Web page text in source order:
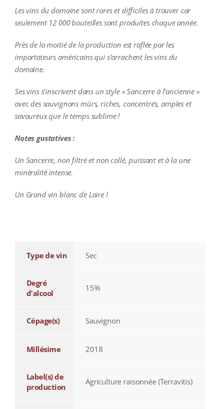
Les vins du domaine sont rares et difficiles à trouver car
seulement 12 000 bouteilles sont produites chaque année.
Près de la moitié de la production est raflée par les
importateurs américains qui s’arrachent les vins du
domaine.
Ses vins s’inscrivent dans un style « Sancerre à l’ancienne »
avec des sauvignons mûrs, riches, concentrés, amples et
savoureux que le temps sublime !
Notes gustatives :
Un Sancerre, non filtré et non collé, puissant et à la une
minéralité intense.
Un Grand vin blanc de Loire !
Type de vin Sec
Degré
d'alcool
15%
Cépage(s) Sauvignon
Millésime 2018
Label(s) de
production
Agriculture raisonnée (Terravitis)